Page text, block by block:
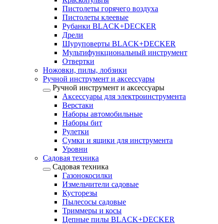
Пистолеты горячего воздуха
Пистолеты клеевые
Рубанки BLACK+DECKER
Дрели
Шуруповерты BLACK+DECKER
Мультифункциональный инструмент
Отвертки
Ножовки, пилы, лобзики
Ручной инструмент и аксессуары
Ручной инструмент и аксессуары
Аксессуары для электроинструмента
Верстаки
Наборы автомобильные
Наборы бит
Рулетки
Сумки и ящики для инструмента
Уровни
Садовая техника
Садовая техника
Газонокосилки
Измельчители садовые
Кусторезы
Пылесосы садовые
Триммеры и косы
Цепные пилы BLACK+DECKER